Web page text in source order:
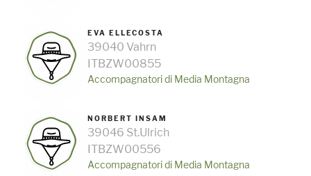
EVA ELLECOSTA
39040 Vahrn
ITBZW00855
Accompagnatori di Media Montagna
NORBERT INSAM
39046 St.Ulrich
ITBZW00556
Accompagnatori di Media Montagna